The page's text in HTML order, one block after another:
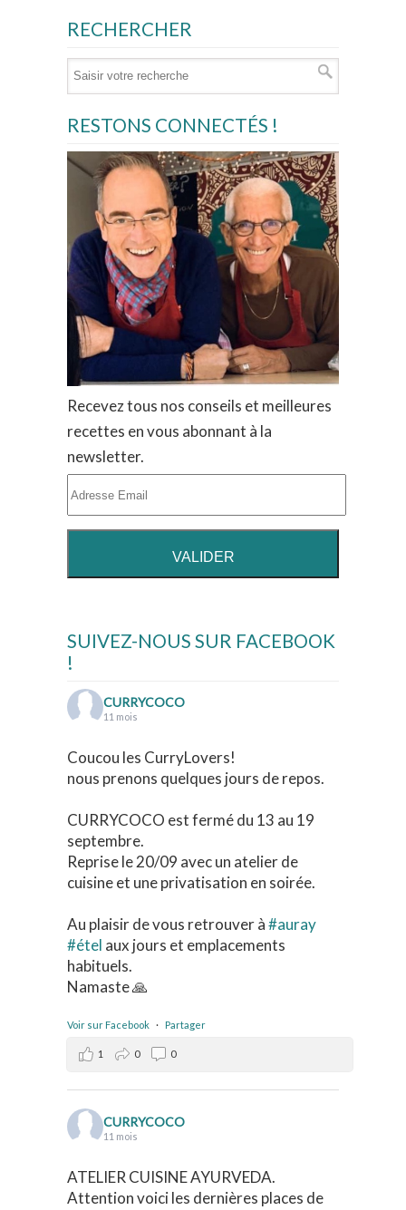
RECHERCHER
RESTONS CONNECTÉS !
Recevez tous nos conseils et meilleures
recettes en vous abonnant à la
newsletter.
SUIVEZ-NOUS SUR FACEBOOK
!
CURRYCOCO
11 mois
Coucou les CurryLovers!
nous prenons quelques jours de repos.
CURRYCOCO est fermé du 13 au 19
septembre.
Reprise le 20/09 avec un atelier de
cuisine et une privatisation en soirée.
Au plaisir de vous retrouver à#auray
#étel aux jours et emplacements
habituels.
Namaste 🙏
Voir sur Facebook · Partager
1 0 0
CURRYCOCO
11 mois
ATELIER CUISINE AYURVEDA.
Attention voici les dernières places de